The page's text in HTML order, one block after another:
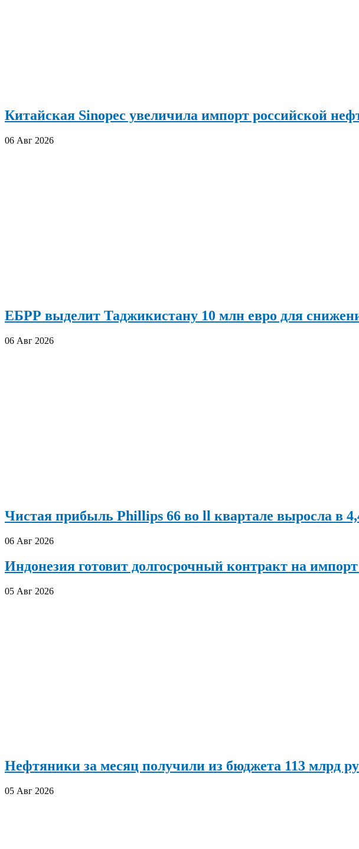
Китайская Sinopec увеличила импорт российской
06 Авг 2026
ЕБРР выделит Таджикистану 10 млн евро для
06 Авг 2026
Чистая прибыль Phillips 66 во ll квартале выросла в
06 Авг 2026
Индонезия готовит долгосрочный контракт на
05 Авг 2026
Нефтяники за месяц получили из бюджета 113 млрд
05 Авг 2026